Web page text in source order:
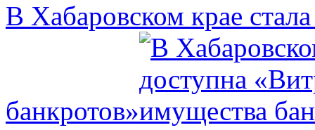
В Хабаровском крае
банкротов»